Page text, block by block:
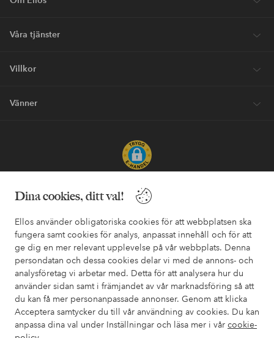
Dina cookies, ditt val!
Ellos använder obligatoriska cookies för att webbplatsen ska
fungera samt cookies för analys, anpassat innehåll och för att
ge dig en mer relevant upplevelse på vår webbplats. Denna
persondatan och dessa cookies delar vi med de annons- och
analysföretag vi arbetar med. Detta för att analysera hur du
använder sidan samt i främjandet av vår marknadsföring så att
du kan få mer personanpassade annonser. Genom att klicka
Acceptera samtycker du till vår användning av cookies. Du kan
anpassa dina val under Inställningar och läsa mer i vår cookie-
Våra tjänster
Villkor
Vänner
Säkra betalningar - Betala direkt eller dela upp
Vill du veta mer om
våra betalalternativ
elpy elpy
Sverige - Välj land
Facebook Instagram Pinterest Youtube